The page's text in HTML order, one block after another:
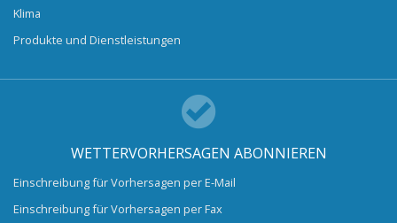
Klima
Produkte und Dienstleistungen
WETTERVORHERSAGEN ABONNIEREN
Einschreibung für Vorhersagen per E-Mail
Einschreibung für Vorhersagen per Fax